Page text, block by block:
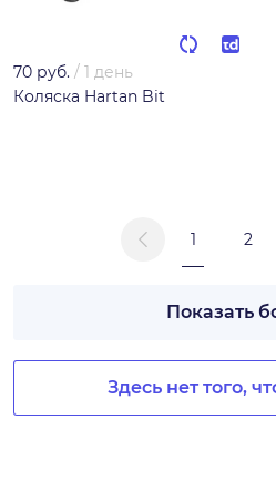
70 руб. / 1 день
Коляска Hartan Bit
1 2
Показать
Здесь нет того,